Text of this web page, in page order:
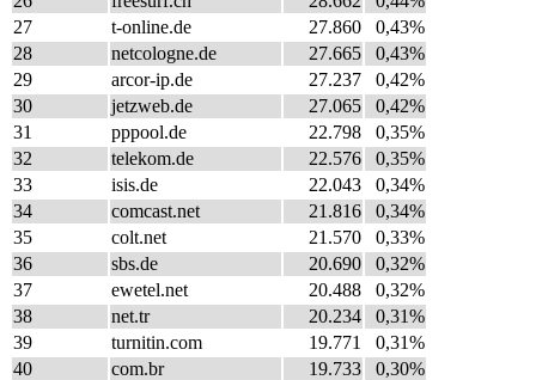
27
t-online.de 27.860
0,43%
28
netcologne.de 27.665
0,43%
29
arcor-ip.de 27.237
0,42%
30
jetzweb.de 27.065
0,42%
31
pppool.de 22.798
0,35%
32
telekom.de 22.576
0,35%
33
isis.de 22.043
0,34%
34
comcast.net 21.816
0,34%
35
colt.net 21.570
0,33%
36
sbs.de 20.690
0,32%
37
ewetel.net 20.488
0,32%
38
net.tr 20.234
0,31%
39
turnitin.com 19.771
0,31%
40
com.br 19.733
0,30%